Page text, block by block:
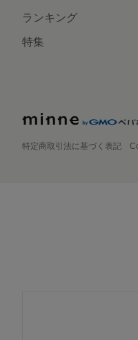
ランキング
特集
特定商取引法に基づく表記